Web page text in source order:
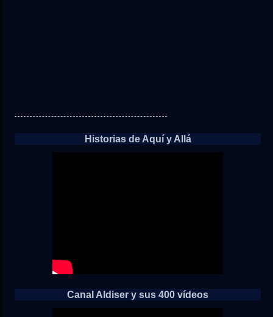
Historias de Aquí y Allá
Canal Aldiser y sus 400 vídeos